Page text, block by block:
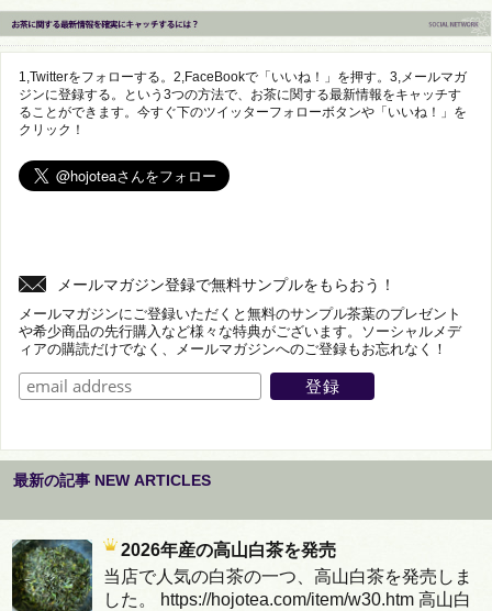
1,Twitterをフォローする。2,FaceBookで「いいね！」を押す。3,メールマガ
ジンに登録する。という3つの方法で、お茶に関する最新情報をキャッチす
ることができます。今すぐ下のツイッターフォローボタンや「いいね！」を
クリック！
メールマガジン登録で無料サンプルをもらおう！
メールマガジンにご登録いただくと無料のサンプル茶葉のプレゼント
や希少商品の先行購入など様々な特典がございます。ソーシャルメデ
ィアの購読だけでなく、メールマガジンへのご登録もお忘れなく！
最新の記事 NEW ARTICLES
2026年産の高山白茶を発売
当店で人気の白茶の一つ、高山白茶を発売しま
した。 https://hojotea.com/item/w30.htm 高山白